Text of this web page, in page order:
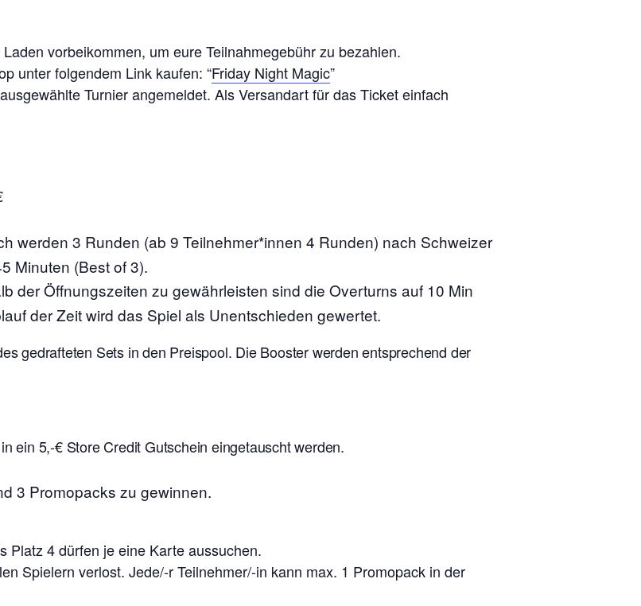
vorbeikommen, um eure Teilnahmegebühr zu bezahlen.
unter folgendem Link kaufen: “Friday Night Magic”
Turnier angemeldet. Als Versandart für das Ticket einfach
werden 3 Runden (ab 9 Teilnehmer*innen 4 Runden) nach Schweizer
Minuten (Best of 3).
der Öffnungszeiten zu gewährleisten sind die Overturns auf 10 Min
der Zeit wird das Spiel als Unentschieden gewertet.
gedrafteten Sets in den Preispool. Die Booster werden entsprechend der
ein 5,-€ Store Credit Gutschein eingetauscht werden.
3 Promopacks zu gewinnen.
Platz 4 dürfen je eine Karte aussuchen.
Spielern verlost. Jede/-r Teilnehmer/-in kann max. 1 Promopack in der